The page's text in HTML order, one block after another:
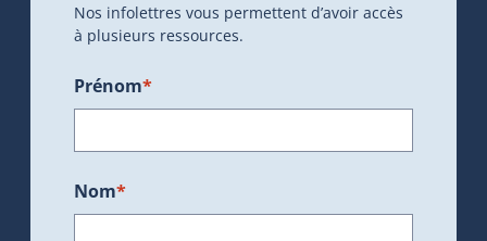
Nos infolettres vous permettent d’avoir accès
à plusieurs ressources.
Prénom*
Nom*